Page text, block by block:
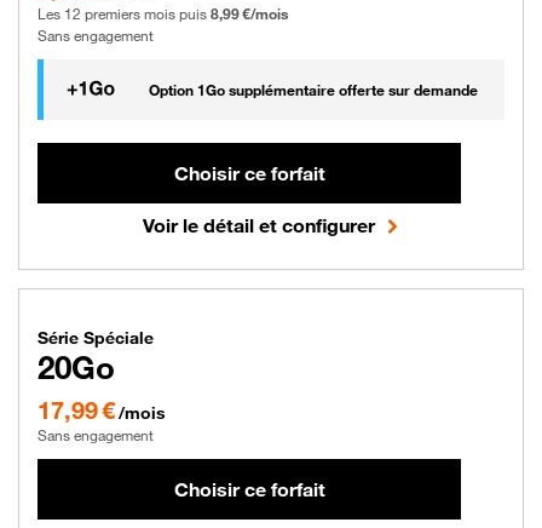
Les 12 premiers mois puis 8,99 €/mois
Sans engagement
Option 1Gogigaoctet
supplémentaire offerte sur demande
Choisir ce forfait
Voir le détail et configurer
Forfait Orange Série Spéciale 20
Série Spéciale
20Go
17,99 €/mois
Sans engagement
Choisir ce forfait